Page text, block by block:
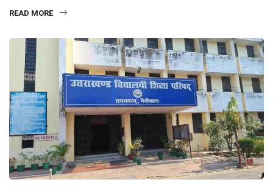
READ MORE